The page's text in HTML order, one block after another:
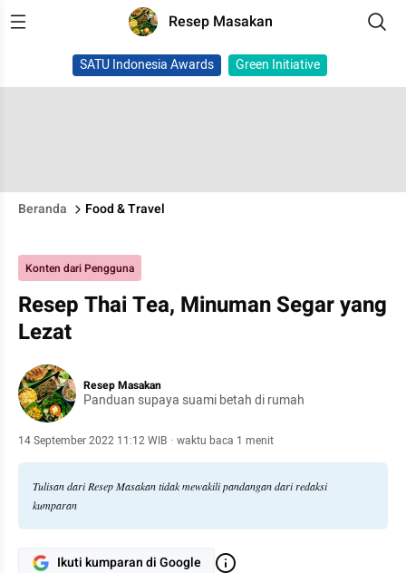
Resep Masakan
SATU Indonesia Awards Green Initiative
Beranda Food & Travel
Konten dari Pengguna
Resep Thai Tea, Minuman Segar yang
Lezat
Resep Masakan
Panduan supaya suami betah di rumah
14 September 2022 11:12 WIB · waktu baca 1 menit
Tulisan dari Resep Masakan tidak mewakili pandangan dari redaksi
kumparan
Ikuti kumparan di Google